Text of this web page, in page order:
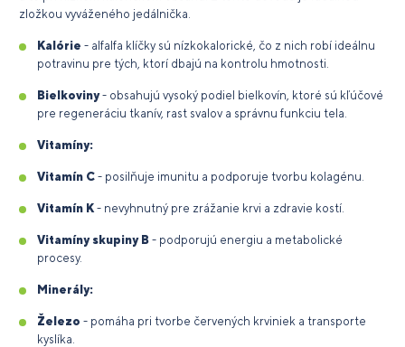
zložkou vyváženého jedálnička.
Kalórie - alfalfa klíčky sú nízkokalorické, čo z nich robí ideálnu
potravinu pre tých, ktorí dbajú na kontrolu hmotnosti.
Bielkoviny- obsahujú vysoký podiel bielkovín, ktoré sú kľúčové
pre regeneráciu tkanív, rast svalov a správnu funkciu tela.
Vitamíny:
Vitamín C - posilňuje imunitu a podporuje tvorbu kolagénu.
Vitamín K- nevyhnutný pre zrážanie krvi a zdravie kostí.
Vitamíny skupiny B - podporujú energiu a metabolické
procesy.
Minerály:
Železo - pomáha pri tvorbe červených krviniek a transporte
kyslíka.